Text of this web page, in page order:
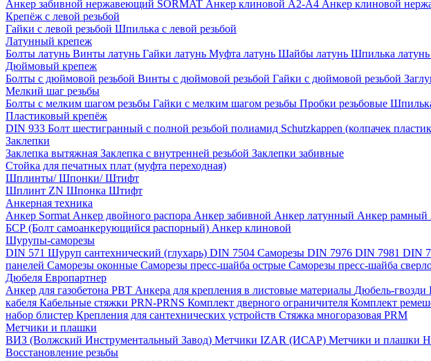
Анкер забивной нержавеющий SORMAT Анкер клиновой A2-A4 Анкер клиновой
Крепёж с левой резьбой
Гайки с левой резьбой Шпилька с левой резьбой
Латунный крепеж
Болты латунь Винты латунь Гайки латунь Муфта латунь Шайбы латунь Шпилька латунь
Дюймовый крепеж
Болты с дюймовой резьбой Винты с дюймовой резьбой Гайки с дюймовой резьбой
Мелкий шаг резьбы
Болты с мелким шагом резьбы Гайки с мелким шагом резьбы Пробки резьбовые
Пластиковый крепёж
DIN 933 Болт шестигранный с полной резьбой полиамид Schutzkappen (колпачек
Заклепки
Заклепка вытяжная Заклепка с внутренней резьбой Заклепки забивные
Стойка для печатных плат (муфта переходная)
Шплинты/ Шпонки/ Штифт
Шплинт ZN Шпонка Штифт
Анкерная техника
Анкер Sormat Анкер двойного распора Анкер забивной Анкер латунный Анкер рамный
БСР (Болт самоанкерующийся распорный) Анкер клиновой
Шурупы-саморезы
DIN 571 Шуруп сантехнический (глухарь) DIN 7504 Саморезы DIN 7976 DIN 7981 DIN
панелей Саморезы оконные Саморезы пресс-шайба острые Саморезы пресс-шайба
Дюбеля Европартнер
Анкер для газобетона PBT Анкера для крепления в листовые материалы Дюбель-гвозди
кабеля Кабельные стяжки PRN-PRNS Комплект дверного ограничителя Комплект
набор блистер Крепления для сантехнических устройств Стяжка многоразовая PRM
Метчики и плашки
ВИЗ (Волжский Инструментальный Завод) Метчики IZAR (ИСАР) Метчики и плашки
Восстановление резьбы